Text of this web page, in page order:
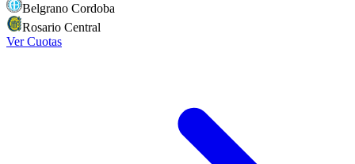
Belgrano Cordoba
Rosario Central
Ver Cuotas